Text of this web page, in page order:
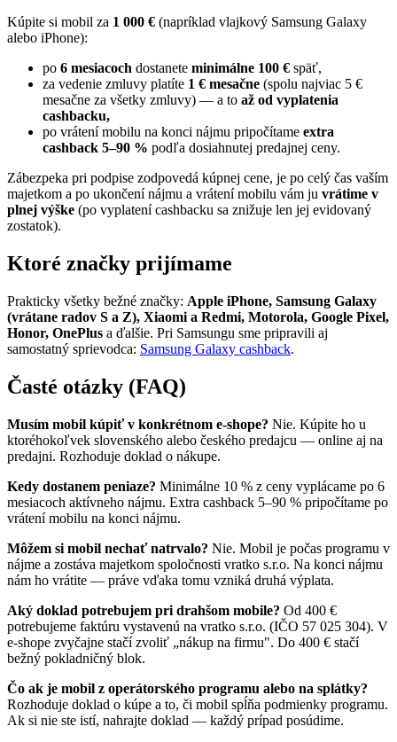
Kúpite si mobil za 1 000 € (napríklad vlajkový Samsung Galaxy
alebo iPhone):
po 6 mesiacoch dostanete minimálne 100 € späť,
za vedenie zmluvy platíte 1 € mesačne (spolu najviac 5 €
mesačne za všetky zmluvy) — a to až od vyplatenia
cashbacku,
po vrátení mobilu na konci nájmu pripočítame extra
cashback 5–90 % podľa dosiahnutej predajnej ceny.
Zábezpeka pri podpise zodpovedá kúpnej cene, je po celý čas vaším
majetkom a po ukončení nájmu a vrátení mobilu vám ju vrátime v
plnej výške (po vyplatení cashbacku sa znižuje len jej evidovaný
zostatok).
Ktoré značky prijímame
Prakticky všetky bežné značky: Apple iPhone, Samsung Galaxy
(vrátane radov S a Z), Xiaomi a Redmi, Motorola, Google Pixel,
Honor, OnePlus a ďalšie. Pri Samsungu sme pripravili aj
samostatný sprievodca: Samsung Galaxy cashback.
Časté otázky (FAQ)
Musím mobil kúpiť v konkrétnom e-shope? Nie. Kúpite ho u
ktoréhokoľvek slovenského alebo českého predajcu — online aj na
predajni. Rozhoduje doklad o nákupe.
Kedy dostanem peniaze? Minimálne 10 % z ceny vyplácame po 6
mesiacoch aktívneho nájmu. Extra cashback 5–90 % pripočítame po
vrátení mobilu na konci nájmu.
Môžem si mobil nechať natrvalo? Nie. Mobil je počas programu v
nájme a zostáva majetkom spoločnosti vratko s.r.o. Na konci nájmu
nám ho vrátite — práve vďaka tomu vzniká druhá výplata.
Aký doklad potrebujem pri drahšom mobile? Od 400 €
potrebujeme faktúru vystavenú na vratko s.r.o. (IČO 57 025 304). V
e-shope zvyčajne stačí zvoliť „nákup na firmu". Do 400 € stačí
bežný pokladničný blok.
Čo ak je mobil z operátorského programu alebo na splátky?
Rozhoduje doklad o kúpe a to, či mobil spĺňa podmienky programu.
Ak si nie ste istí, nahrajte doklad — každý prípad posúdime.